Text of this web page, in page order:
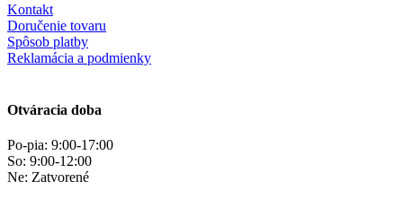
Kontakt
Doručenie tovaru
Spôsob platby
Reklamácia a podmienky
Otváracia doba
Po-pia: 9:00-17:00
So: 9:00-12:00
Ne: Zatvorené